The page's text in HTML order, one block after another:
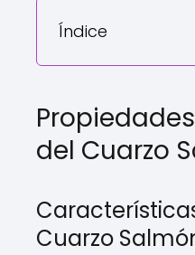
Índice
del Cuarzo
Cuarzo